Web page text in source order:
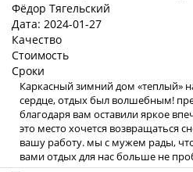
Фёдор Тягельский
Дата: 2024-01-27
Качество
Стоимость
Сроки
Каркасный зимний дом «теплый»
сердце, отдых был волшебным!
благодаря вам оставили яркое
это место хочется возвращаться
вашу работу. мы с мужем рады,
вами отдых для нас больше не